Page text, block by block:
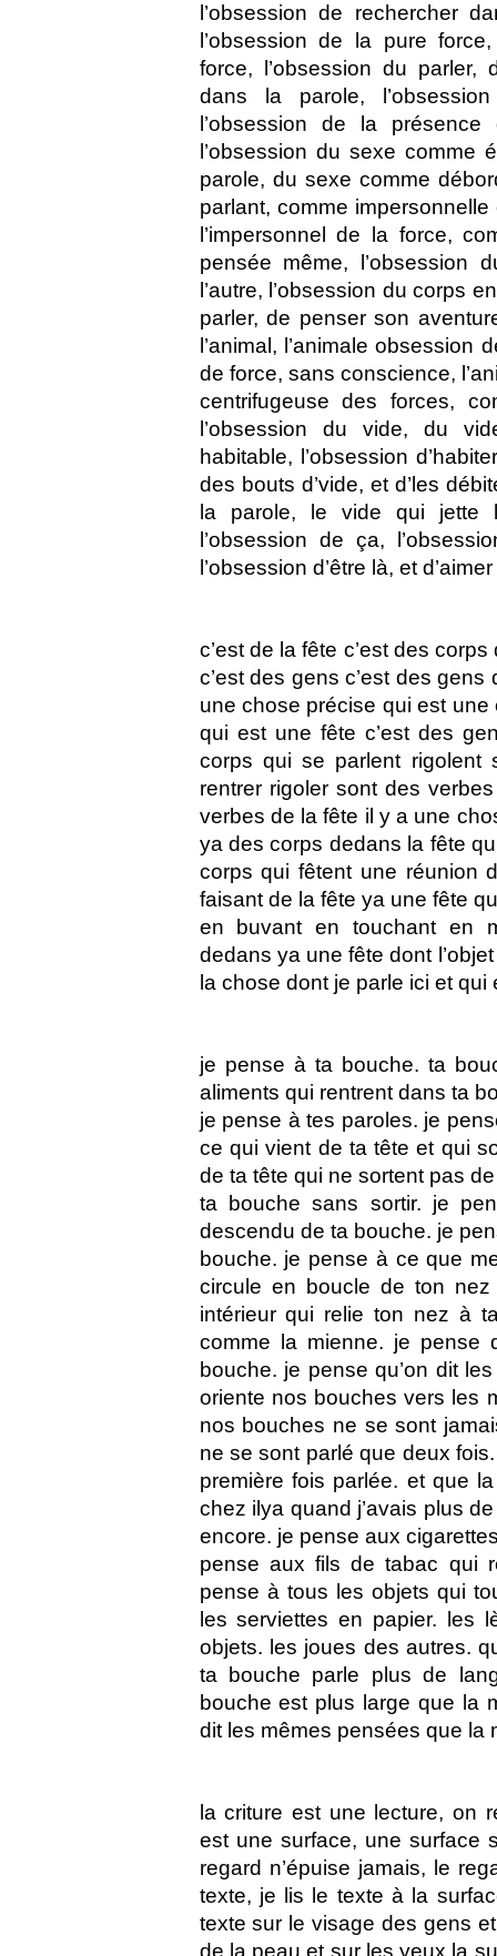
l’obsession de rechercher
l’obsession de la pure
force, l’obsession du parler,
dans la parole,
l’obsession de la
l’obsession du sexe comme
parole, du sexe comme
parlant, comme
l’impersonnel de la force,
pensée même, l’obsession
l’autre, l’obsession du corps
parler, de penser son
l’animal, l’animale obsession
de force, sans conscience,
centrifugeuse des forces,
l’obsession du vide, du
habitable, l’obsession
des bouts d’vide, et d’les
la parole, le vide qui jette
l’obsession de ça,
l’obsession d’être là, et
c’est de la fête c’est des
c’est des gens c’est des
une chose précise qui est
qui est une fête c’est des
corps qui se parlent rigolent
rentrer rigoler sont des
verbes de la fête il y a une
ya des corps dedans la fête
corps qui fêtent une réunion
faisant de la fête ya une fête
en buvant en touchant en
dedans ya une fête dont
la chose dont je parle ici et qui
je pense à ta bouche. ta
aliments qui rentrent dans ta
je pense à tes paroles. je
ce qui vient de ta tête et qui
de ta tête qui ne sortent pas
ta bouche sans sortir. je
descendu de ta bouche. je
bouche. je pense à ce que
circule en boucle de ton
intérieur qui relie ton nez à
comme la mienne. je pense
bouche. je pense qu’on dit
oriente nos bouches vers les
nos bouches ne se sont
ne se sont parlé que deux
première fois parlée. et que
chez ilya quand j’avais plus
encore. je pense aux
pense aux fils de tabac qui
pense à tous les objets qui
les serviettes en papier. les
objets. les joues des autres.
ta bouche parle plus de
bouche est plus large que la
dit les mêmes pensées que la
la criture est une lecture, on
est une surface, une surface
regard n’épuise jamais, le
texte, je lis le texte à la
texte sur le visage des gens
de la peau et sur les yeux la